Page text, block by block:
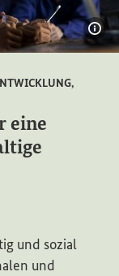
eine
und sozial
und